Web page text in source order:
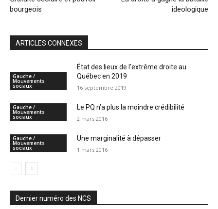
bourgeois
ideologique
ARTICLES CONNEXES
Gauche /
Mouvements
sociaux
État des lieux de l’extrême droite au
Québec en 2019
16 septembre 2019
Gauche /
Mouvements
sociaux
Le PQ n’a plus la moindre crédibilité
2 mars 2016
Gauche /
Mouvements
sociaux
Une marginalité à dépasser
1 mars 2016
Dernier numéro des NCS